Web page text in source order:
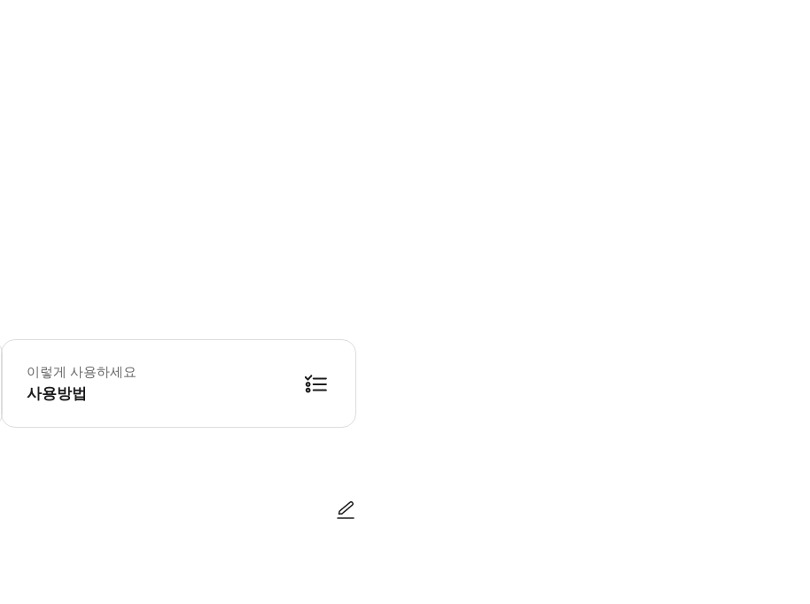
휠체어 이용자는 쿠킹 클래스 전용 옵션에 참여할 수 있습니다(시장 투어 제외). 요청에 따라 비건/채식 메뉴 제공 가능 * 소요시간 : 180분-210분 (옵션에 따
이렇게 사용하세요
사용방법